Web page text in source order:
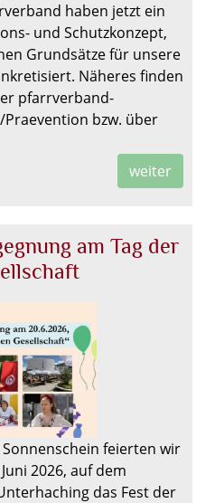
haben jetzt ein
und Schutzkonzept,
Grundsätze für unsere
Näheres finden
pfarrverband-
bzw. über
weiter
am Tag der
feierten wir
2026, auf dem
das Fest der